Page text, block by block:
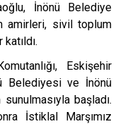
İnönü Belediye
amirleri, sivil toplum
Eskişehir
Belediyesi ve İnönü
başladı.
İstiklal Marşımız